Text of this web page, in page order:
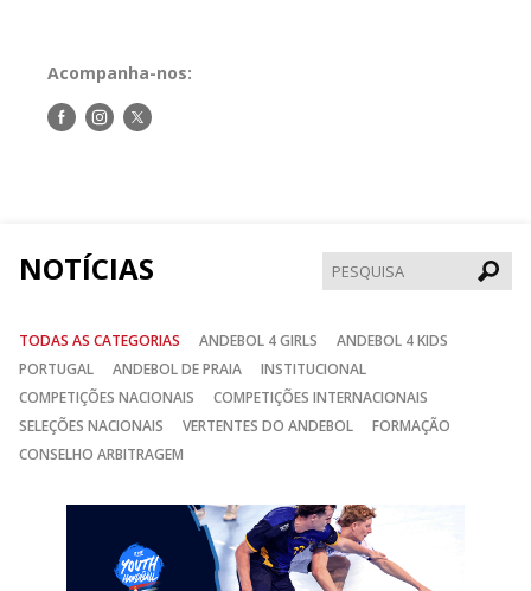
Acompanha-nos:
Siga-Siga-Siga-
NOTÍCIAS
TODAS AS CATEGORIAS ANDEBOL 4 GIRLS
ANDEBOL 4 KIDS
PORTUGAL
ANDEBOL DE PRAIA
INSTITUCIONAL
COMPETIÇÕES NACIONAIS
COMPETIÇÕES INTERNACIONAIS
SELEÇÕES NACIONAIS
VERTENTES DO ANDEBOL
FORMAÇÃO
CONSELHO ARBITRAGEM